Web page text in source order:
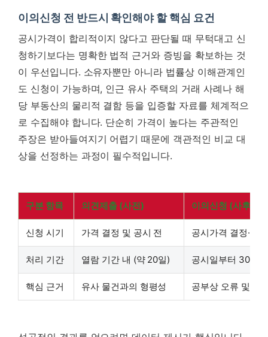
이의신청 전 반드시 확인해야 할 핵심 요건
공시가격이 합리적이지 않다고 판단될 때 무턱대고 신
청하기보다는 명확한 법적 근거와 증빙을 확보하는 것
이 우선입니다. 소유자뿐만 아니라 법률상 이해관계인
도 신청이 가능하며, 인근 유사 주택의 거래 사례나 해
당 부동산의 물리적 결함 등을 입증할 자료를 체계적으
로 수집해야 합니다. 단순히 가격이 높다는 주관적인
주장은 받아들여지기 어렵기 때문에 객관적인 비교 대
상을 선정하는 과정이 필수적입니다.
구분 항목 의견제출 (사전) 이의신청 (사후)
신청 시기 가격 결정 및 공시 전 공시가격 결정·공
처리 기간 열람 기간 내 (약 20일) 공시일부터 30일
핵심 근거 유사 물건과의 형평성 공부상 오류 및 시